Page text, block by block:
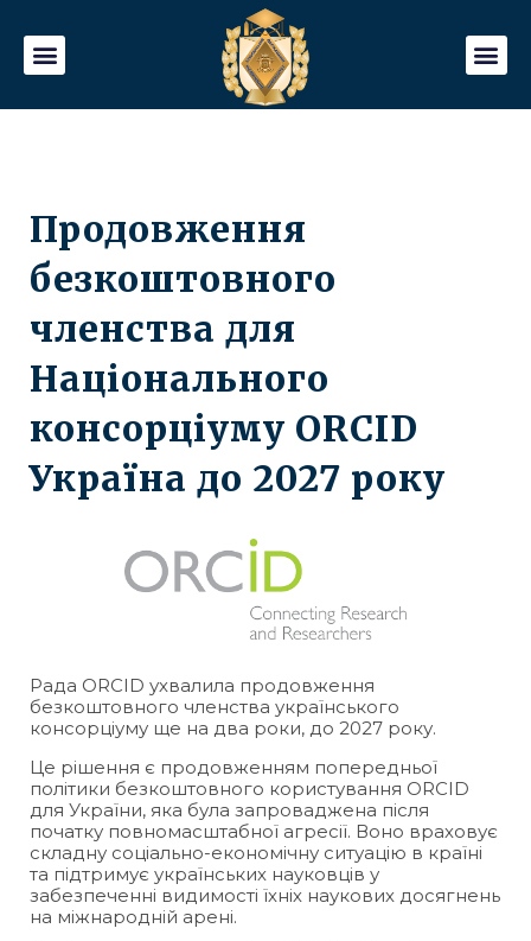
Продовження
безкоштовного
членства для
Національного
консорціуму ORCID
Україна до 2027 року
Рада ORCID ухвалила продовження
безкоштовного членства українського
консорціуму ще на два роки, до 2027 року.
Це рішення є продовженням попередньої
політики безкоштовного користування ORCID
для України, яка була запроваджена після
початку повномасштабної агресії. Воно враховує
складну соціально-економічну ситуацію в країні
та підтримує українських науковців у
забезпеченні видимості їхніх наукових досягнень
на міжнародній арені.